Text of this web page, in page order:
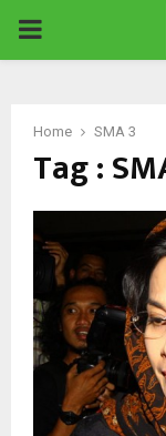
PRIMARY
Home SMA 3
Tag :